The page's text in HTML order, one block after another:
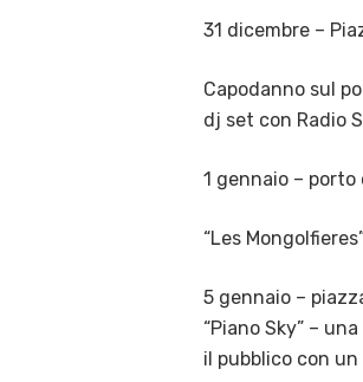
31 dicembre –
Capodanno sul
dj set con Radio
1 gennaio – porto
“Les
5 gennaio –
“Piano Sky” –
il pubblico con